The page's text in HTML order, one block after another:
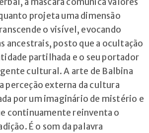
projeta uma dimensão
o visível, evocando
ancestrais, posto que a ocultação
partilhada e o seu portador
cultural. A arte de Balbina
perceção externa da cultura
por um imaginário de mistério e
continuamente reinventa o
É o som da palavra